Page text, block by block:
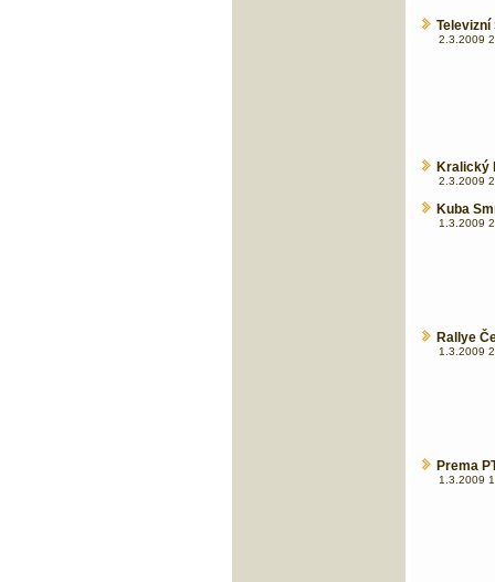
2.3.2009
Kralický
2.3.2009
Kuba
1.3.2009
Rallye
1.3.2009
Prema
1.3.2009